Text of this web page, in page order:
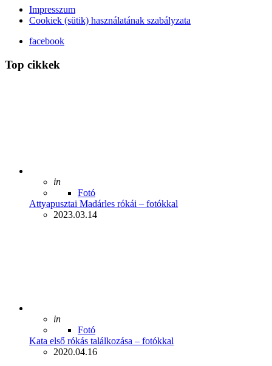
Impresszum
Cookiek (sütik) használatának szabályzata
facebook
Top cikkek
Posted
in
Fotó
Attyapusztai Madárles rókái – fotókkal
2023.03.14
Posted
in
Fotó
Kata első rókás találkozása – fotókkal
2020.04.16